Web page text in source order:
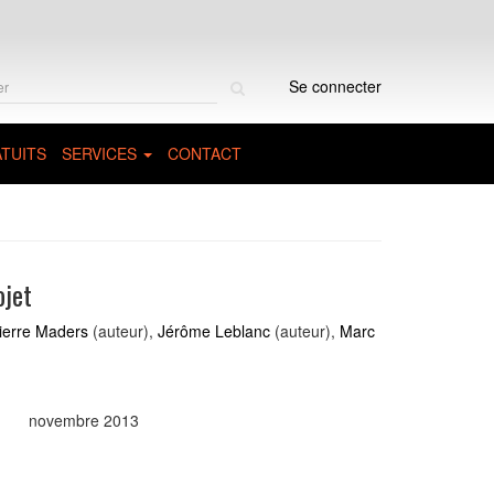
Se connecter
SERVICES CONTACT
Maders (auteur), Jérôme Leblanc (auteur), Marc
novembre 2013